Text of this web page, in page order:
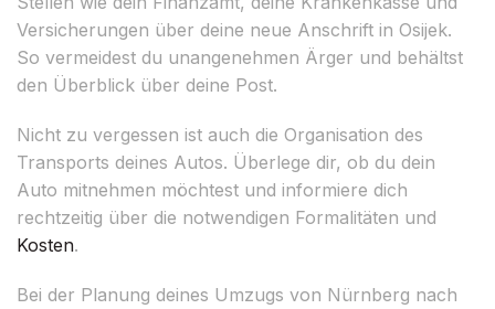
Versicherungen über deine neue Anschrift in Osijek.
So vermeidest du unangenehmen Ärger und behältst
den Überblick über deine Post.
Nicht zu vergessen ist auch die Organisation des
Transports deines Autos. Überlege dir, ob du dein
Auto mitnehmen möchtest und informiere dich
rechtzeitig über die notwendigen Formalitäten und
Kosten.
Bei der Planung deines Umzugs von Nürnberg nach